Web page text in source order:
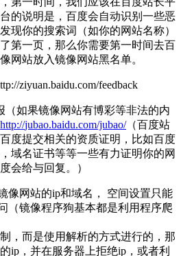
的说明是，百度会自动识别一些恶
现你的搜索词（如你的网站名称）
第一页，那么你需要第一时间去百
网站放入镜像网站黑名单。
ziyuan.baidu.com/feedback
（如果镜像网站有博彩等非法的内
http://jubao.baidu.com/jubao/（百度站
度提交相关的资质证明，比如百度
域名证书等等一些有力证明你的网
会给与回复。）
像网站的ip和域名， 空间设置只能
（镜像程序狗基本都是利用程序爬
，而是使用解析的方式进行的，那
ip，并在服务器上拒绝ip，或者利